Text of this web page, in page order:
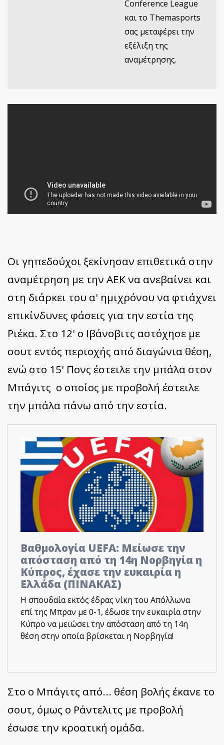
Conference League
και το Themasports
σας μεταφέρει την
εξέλιξη της
αναμέτρησης.
Οι γηπεδούχοι ξεκίνησαν επιθετικά στην
αναμέτρηση με την ΑΕΚ να ανεβαίνει και
στη διάρκει του α' ημιχρόνου να φτιάχνει
επικίνδυνες φάσεις για την εστία της
Ριέκα. Στο 12' ο Ιβάνοβιτς αστόχησε με
σουτ εντός περιοχής από διαγώνια θέση,
ενώ στο 15' Πονς έστειλε την μπάλα στον
Μπάγιτς ο οποίος με προβολή έστειλε
την μπάλα πάνω από την εστία.
Βαθμολογία UEFA: Μείωσε την
απόσταση από τη 14η Νορβηγία η
Κύπρος, έχασε την ευκαιρία η
Ελλάδα (ΠΙΝΑΚΑΣ)
Η σπουδαία εκτός έδρας νίκη του Απόλλωνα
επί της Μπραν με 0-1, έδωσε την ευκαιρία στην
Κύπρο να μειώσει την απόσταση από τη 14η
θέση στην οποία βρίσκεται η Νορβηγία!
Στο ο Μπάγιτς από... θέση βολής έκανε το
σουτ, όμως ο Ράντελιτς με προβολή
έσωσε την κροατική ομάδα.